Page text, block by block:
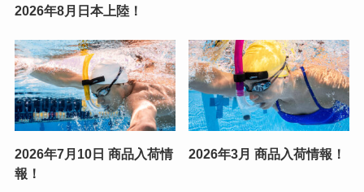
2026年8月日本上陸！
2026年7月10日 商品入荷情
報！
2026年3月 商品入荷情報！